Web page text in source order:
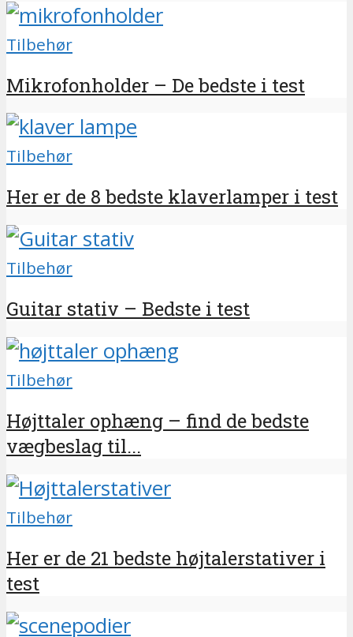
Tilbehør
Mikrofonholder – De bedste i test
Tilbehør
Her er de 8 bedste klaverlamper i test
Tilbehør
Guitar stativ – Bedste i test
Tilbehør
Højttaler ophæng – find de bedste
vægbeslag til...
Tilbehør
Her er de 21 bedste højtalerstativer i
test